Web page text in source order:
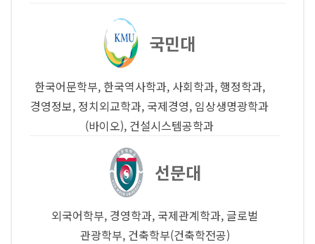
국민대
한국어문학부, 한국역사학과, 사회학과, 행정학과,
경영정보, 정치외교학과, 국제경영, 임상생명광학과
(바이오), 건설시스템공학과
선문대
외국어학부, 경영학과, 국제관계학과, 글로벌
관광학부, 건축학부(건축학전공)